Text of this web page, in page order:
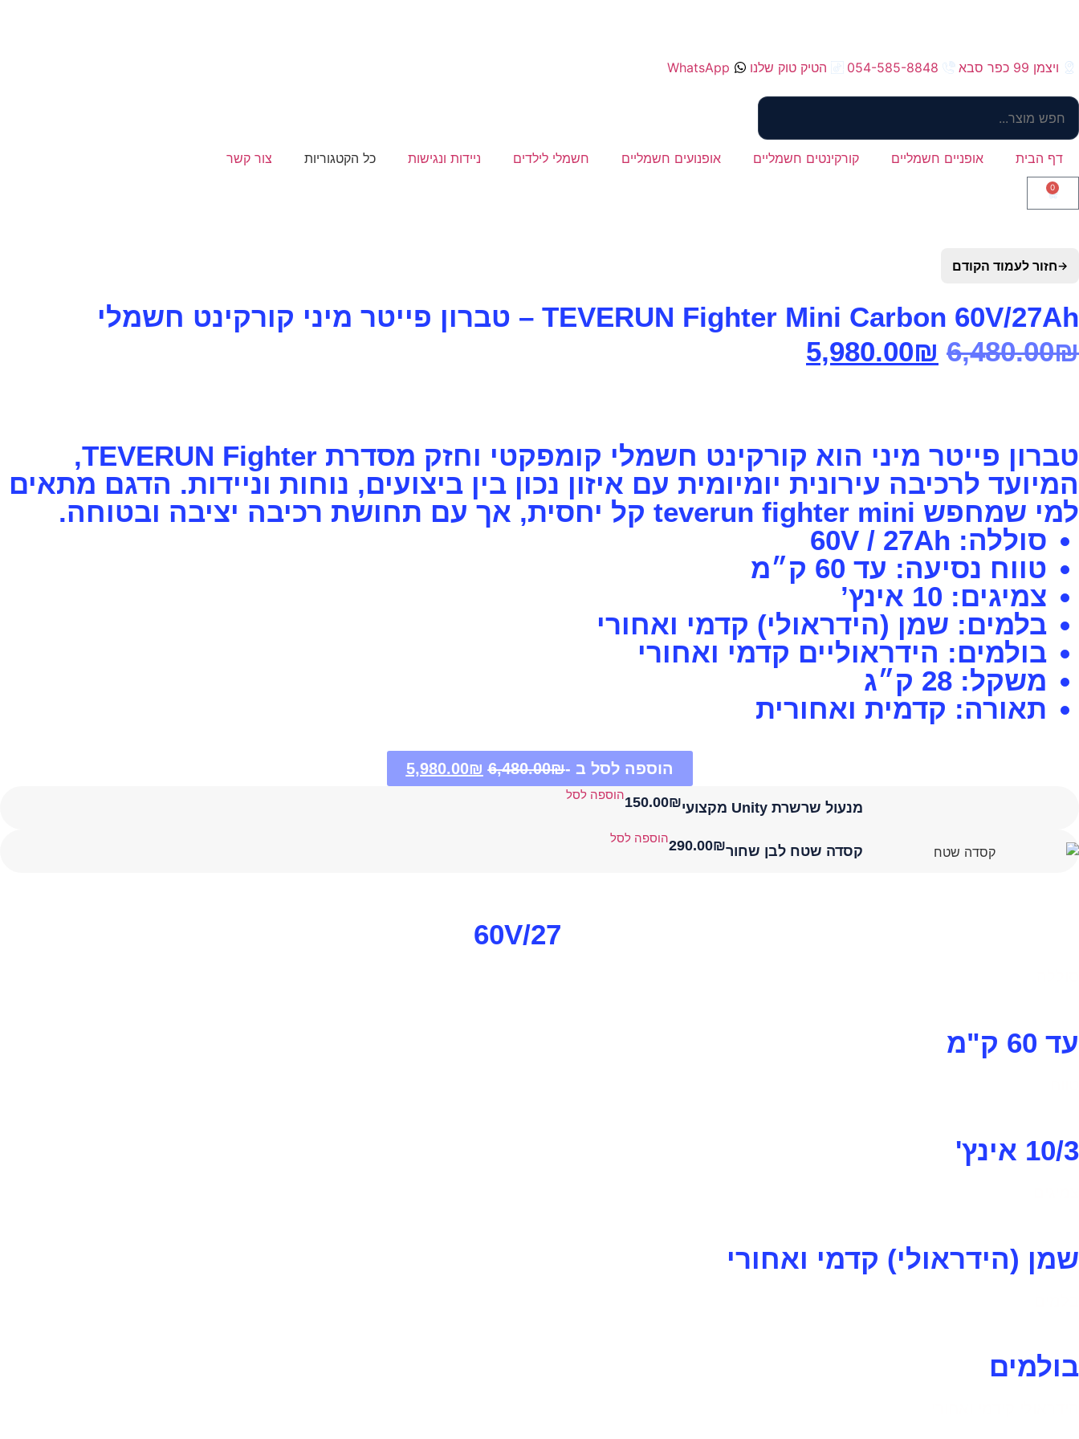
ויצמן 99 כפר סבא 054-585-8848 הטיק טוק שלנו WhatsApp
דף הבית אופניים חשמליים קורקינטים חשמליים אופנועים חשמליים חשמלי לילדים ניידות ונגישות כל הקטגוריות צור קשר
0
→חזור לעמוד הקודם
TEVERUN Fighter Mini Carbon 60V/27Ah – טברון פייטר מיני קורקינט חשמלי
6,480.00₪
5,980.00₪
טברון פייטר מיני הוא קורקינט חשמלי קומפקטי וחזק מסדרת TEVERUN Fighter,
המיועד לרכיבה עירונית יומיומית עם איזון נכון בין ביצועים, נוחות וניידות. הדגם מתאים
למי שמחפש teverun fighter mini קל יחסית, אך עם תחושת רכיבה יציבה ובטוחה.
סוללה: 60V / 27Ah
טווח נסיעה: עד 60 ק״מ
צמיגים: 10 אינץ’
בלמים: שמן (הידראולי) קדמי ואחורי
בולמים: הידראוליים קדמי ואחורי
משקל: 28 ק״ג
תאורה: קדמית ואחורית
הוספה לסל ב - 6,480.00₪
5,980.00₪
מנעול שרשרת Unity מקצועי 150.00₪ הוספה לסל
קסדה שטח לבן שחור 290.00₪ הוספה לסל
60V/27
עד 60 ק"מ
10/3 אינץ'
שמן (הידראולי) קדמי ואחורי
בולמים